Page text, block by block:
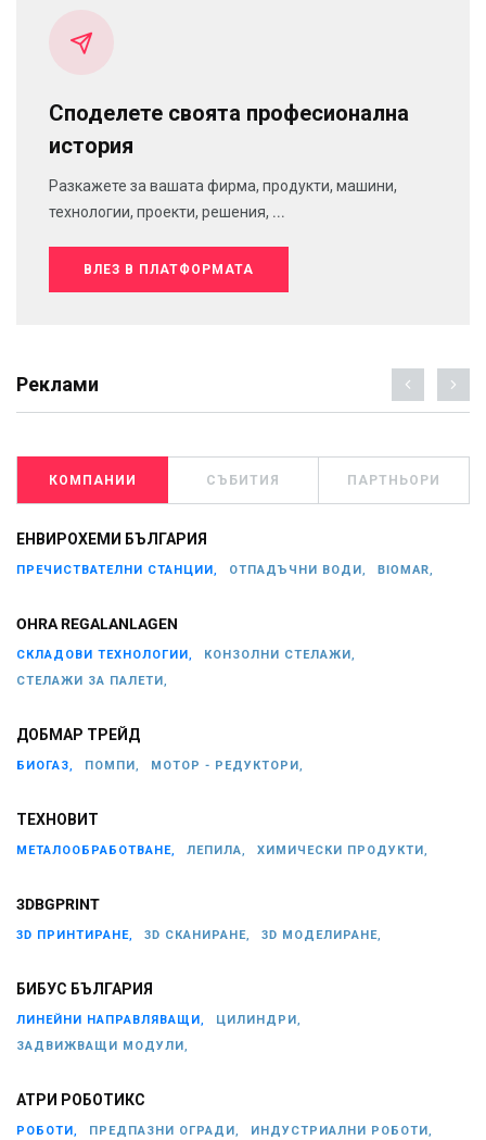
Споделете своята професионална
история
Разкажете за вашата фирма, продукти, машини,
технологии, проекти, решения, ...
ВЛЕЗ В ПЛАТФОРМАТА
Реклами
КОМПАНИИ СЪБИТИЯ ПАРТНЬОРИ
ЕНВИРОХЕМИ БЪЛГАРИЯ
ПРЕЧИСТВАТЕЛНИ СТАНЦИИ, ОТПАДЪЧНИ ВОДИ, BIOMAR,
OHRA REGALANLAGEN
СКЛАДОВИ ТЕХНОЛОГИИ,
КОНЗОЛНИ СТЕЛАЖИ,
СТЕЛАЖИ ЗА ПАЛЕТИ,
ДОБМАР ТРЕЙД
БИОГАЗ, ПОМПИ, МОТОР - РЕДУКТОРИ,
ТЕХНОВИТ
МЕТАЛООБРАБОТВАНЕ, ЛЕПИЛА, ХИМИЧЕСКИ ПРОДУКТИ,
3DBGPRINT
3D ПРИНТИРАНЕ, 3D СКАНИРАНЕ, 3D МОДЕЛИРАНЕ,
БИБУС БЪЛГАРИЯ
ЛИНЕЙНИ НАПРАВЛЯВАЩИ,
ЦИЛИНДРИ,
ЗАДВИЖВАЩИ МОДУЛИ,
АТРИ РОБОТИКС
РОБОТИ, ПРЕДПАЗНИ ОГРАДИ, ИНДУСТРИАЛНИ РОБОТИ,